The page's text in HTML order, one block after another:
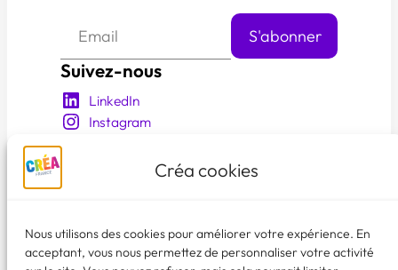
Créa cookies
Nous utilisons des cookies pour améliorer votre expérience. En
acceptant, vous nous permettez de personnaliser votre activité
Suivez-nous
LinkedIn
Instagram
En savoir plus
Nos événements